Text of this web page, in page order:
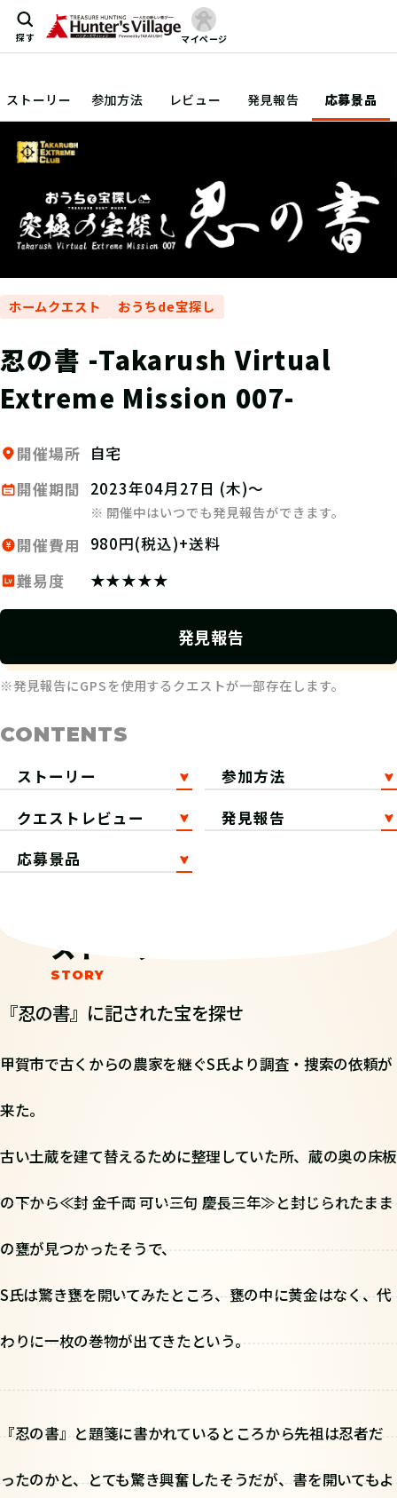
探す マイページ
ストーリー 参加方法 レビュー 発見報告 応募景品
ホームクエスト おうちde宝探し
忍の書 -Takarush Virtual
Extreme Mission 007-
開催場所 自宅
開催期間
2023年04月27日 (木)～
※ 開催中はいつでも発見報告ができます。
開催費用
980円(税込)+送料
難易度
★★★★★
発見報告
※発見報告にGPSを使用するクエストが一部存在します。
CONTENTS
ストーリー
参加方法
クエストレビュー
発見報告
応募景品
ストーリー
『忍の書』に記された宝を探せ
甲賀市で古くからの農家を継ぐS氏より調査・捜索の依頼が
来た。
古い土蔵を建て替えるために整理していた所、蔵の奥の床板
の下から≪封 金千両 可い三句 慶長三年≫と封じられたまま
の甕が見つかったそうで、
S氏は驚き甕を開いてみたところ、甕の中に黄金はなく、代
わりに一枚の巻物が出てきたという。
『忍の書』と題箋に書かれているところから先祖は忍者だ
ったのかと、とても驚き興奮したそうだが、書を開いてもよ